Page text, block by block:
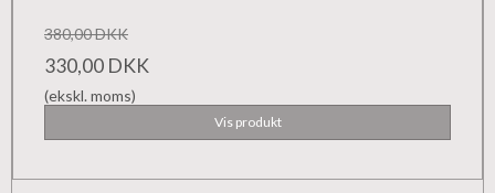
380,00 DKK
330,00 DKK
(ekskl. moms)
Vis produkt